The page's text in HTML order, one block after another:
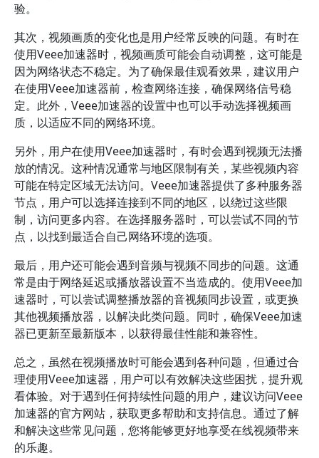
验。
其次，视频画质的变化也是用户经常反映的问题。有时在
使用Veee加速器时，视频画质可能会自动调整，这可能是
因为网络状态不稳定。为了确保最佳观看效果，建议用户
在使用Veee加速器前，检查网络连接，确保网络信号稳
定。此外，Veee加速器的设置中也可以手动选择视频画
质，以适应不同的网络环境。
另外，用户在使用Veee加速器时，有时会遇到视频无法播
放的情况。这种情况通常与地区限制有关，某些视频内容
可能在特定区域无法访问。Veee加速器提供了多种服务器
节点，用户可以选择连接到不同的地区，以绕过这些限
制，访问更多内容。在选择服务器时，可以尝试不同的节
点，以找到最适合自己网络环境的选项。
最后，用户还可能会遇到音频与视频不同步的问题。这通
常是由于网络延迟或播放器设置不当造成的。使用Veee加
速器时，可以尝试调整播放器的音视频同步设置，或更换
其他视频播放器，以解决此类问题。同时，确保Veee加速
器已更新至最新版本，以获得最佳性能和兼容性。
总之，虽然在视频播放时可能会遇到各种问题，但通过合
理使用Veee加速器，用户可以有效解决这些困扰，提升观
看体验。对于遇到任何持续性问题的用户，建议访问Veee
加速器的官方网站，获取更多帮助和支持信息。通过了解
和解决这些常见问题，您将能够更好地享受在线视频带来
的乐趣。